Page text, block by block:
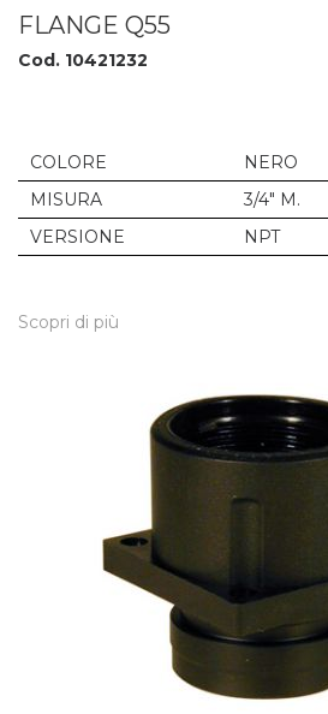
FLANGE Q55
Cod. 10421232
COLORE
NERO
MISURA
3/4" M.
VERSIONE
NPT
Scopri di più